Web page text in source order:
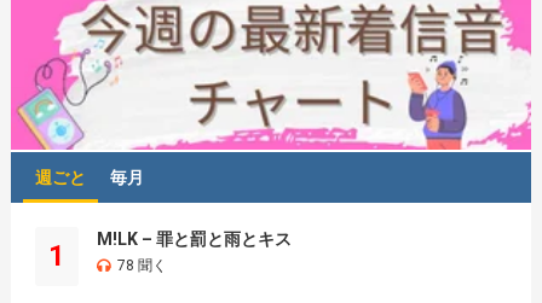
週ごと 毎月
1
M!LK – 罪と罰と雨とキス
78 聞く